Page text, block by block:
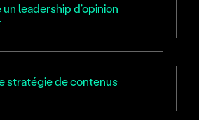
leadership d'opinion
stratégie de contenus